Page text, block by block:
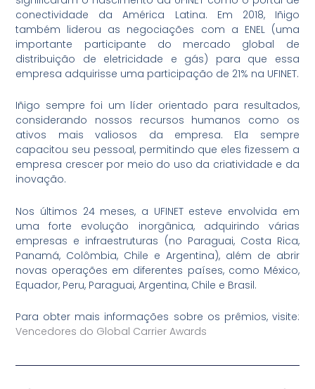
conectividade da América Latina. Em 2018, Iñigo
também liderou as negociações com a ENEL (uma
importante participante do mercado global de
distribuição de eletricidade e gás) para que essa
empresa adquirisse uma participação de 21% na UFINET.
Iñigo sempre foi um líder orientado para resultados,
considerando nossos recursos humanos como os
ativos mais valiosos da empresa. Ela sempre
capacitou seu pessoal, permitindo que eles fizessem a
empresa crescer por meio do uso da criatividade e da
inovação.
Nos últimos 24 meses, a UFINET esteve envolvida em
uma forte evolução inorgânica, adquirindo várias
empresas e infraestruturas (no Paraguai, Costa Rica,
Panamá, Colômbia, Chile e Argentina), além de abrir
novas operações em diferentes países, como México,
Equador, Peru, Paraguai, Argentina, Chile e Brasil.
Para obter mais informações sobre os prêmios, visite:
Vencedores do Global Carrier Awards
Anterior